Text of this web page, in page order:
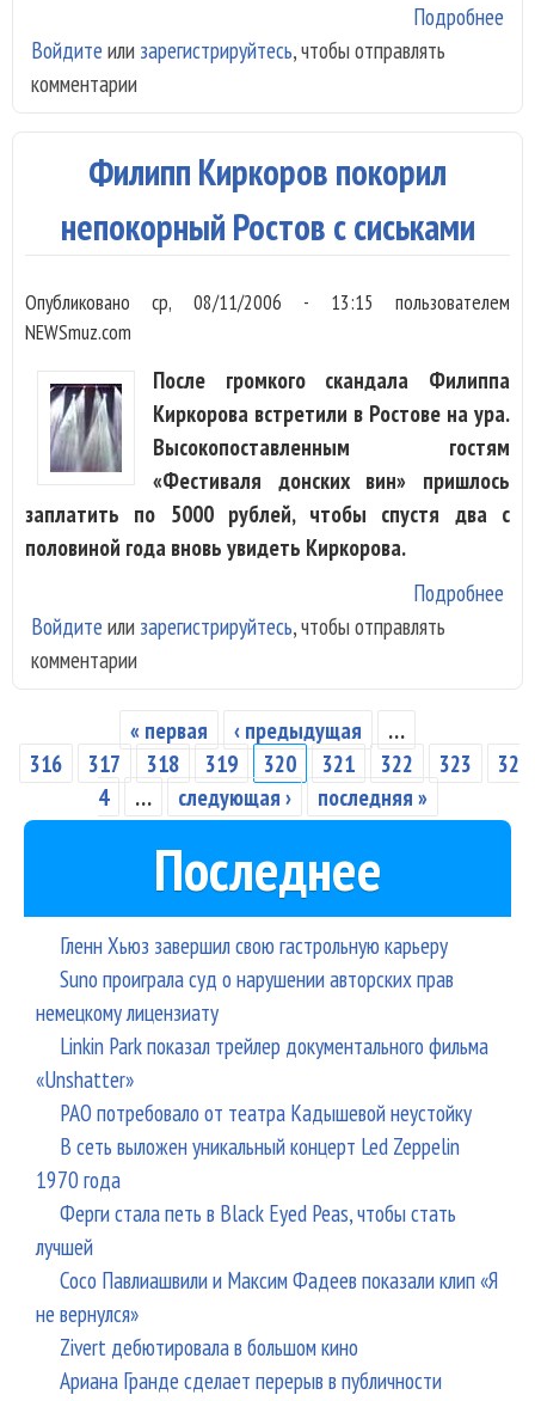
Подробнее
Войдите или зарегистрируйтесь, чтобы отправлять
комментарии
Филипп Киркоров покорил
непокорный Ростов с сиськами
Опубликованоср, 08/11/2006 - 13:15 пользователем
NEWSmuz.com
После громкого скандала Филиппа
Киркорова встретили в Ростове на ура.
Высокопоставленным гостям
«Фестиваля донских вин» пришлось
заплатить по 5000 рублей, чтобы спустя два с
половиной года вновь увидеть Киркорова.
Подробнее
Войдите или зарегистрируйтесь, чтобы отправлять
комментарии
Страницы
« первая ‹ предыдущая
…
316
317 318 319 320 321 322 323
32
4
… следующая › последняя »
Последнее
Гленн Хьюз завершил свою гастрольную карьеру
Suno проиграла суд о нарушении авторских прав
немецкому лицензиату
Linkin Park показал трейлер документального фильма
«Unshatter»
РАО потребовало от театра Кадышевой неустойку
В сеть выложен уникальный концерт Led Zeppelin
1970 года
Ферги стала петь в Black Eyed Peas, чтобы стать
лучшей
Сосо Павлиашвили и Максим Фадеев показали клип «Я
не вернулся»
Zivert дебютировала в большом кино
Ариана Гранде сделает перерыв в публичности